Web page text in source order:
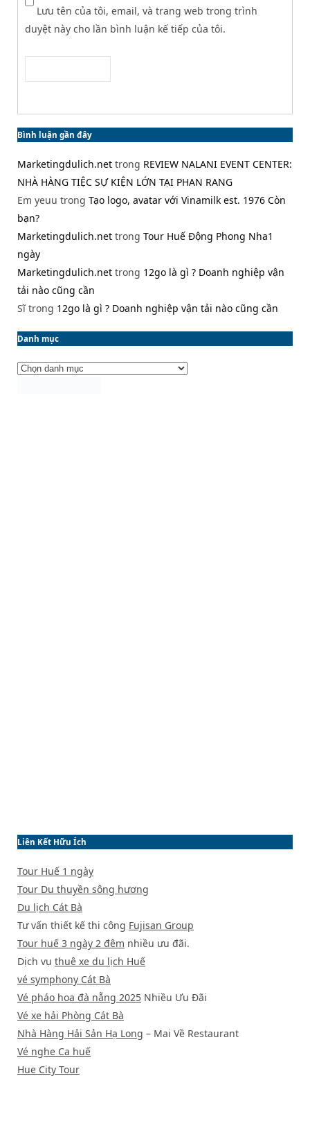
Lưu tên của tôi, email, và trang web trong trình
duyệt này cho lần bình luận kế tiếp của tôi.
Bình luận gần đây
Marketingdulich.net trong REVIEW NALANI EVENT CENTER:
NHÀ HÀNG TIỆC SỰ KIỆN LỚN TẠI PHAN RANG
Em yeuu trong Tạo logo, avatar với Vinamilk est. 1976 Còn
bạn?
Marketingdulich.net trong Tour Huế Động Phong Nha1
ngày
Marketingdulich.net trong 12go là gì ? Doanh nghiệp vận
tải nào cũng cần
Sĩtrong 12go là gì ? Doanh nghiệp vận tải nào cũng cần
Danh mục
Danh
Liên Kết Hữu Ích
Tour Huế 1 ngày
Tour Du thuyền sông hương
Du lịch Cát Bà
Tư vấn thiết kế thi công Fujisan Group
Tour huế 3 ngày 2 đêm nhiều ưu đãi.
Dịch vụ thuê xe du lịch Huế
vé symphony Cát Bà
Vé pháo hoa đà nẵng 2025 Nhiều Ưu Đãi
Vé xe hải Phòng Cát Bà
Nhà Hàng Hải Sản Hạ Long – Mai Về Restaurant
Vé nghe Ca huế
Hue City Tour